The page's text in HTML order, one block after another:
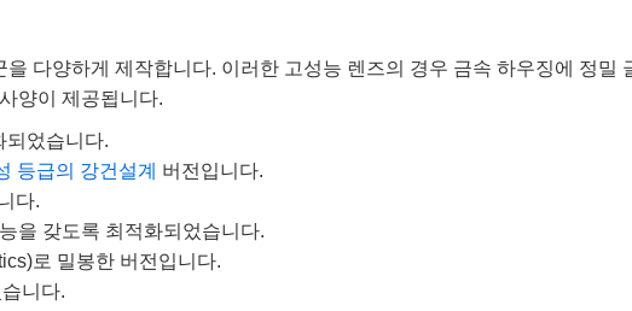
다양하게 제작합니다. 이러한 고성능 렌즈의 경우 금속 하우징에 정밀
양이 제공됩니다.
되었습니다.
등급의 강건설계 버전입니다.
다.
을 갖도록 최적화되었습니다.
로 밀봉한 버전입니다.
니다.